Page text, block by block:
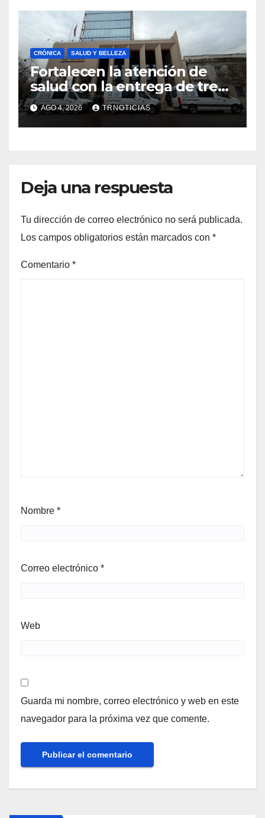
CRÓNICA SALUD Y BELLEZA
Fortalecen la atención de
salud con la entrega de tres
nuevas ambulancias para
Cauquenes y Sagrada Familia
AGO 4, 2026 TRNOTICIAS
Deja una respuesta
Tu dirección de correo electrónico no será publicada.
Los campos obligatorios están marcados con *
Comentario *
Nombre *
Correo electrónico *
Web
Guarda mi nombre, correo electrónico y web en este
navegador para la próxima vez que comente.